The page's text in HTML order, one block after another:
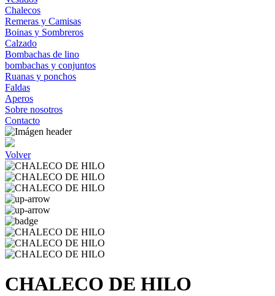
Chalecos
Remeras y Camisas
Boinas y Sombreros
Calzado
Bombachas de lino
bombachas y conjuntos
Ruanas y ponchos
Faldas
Aperos
Sobre nosotros
Contacto
Volver
CHALECO DE HILO